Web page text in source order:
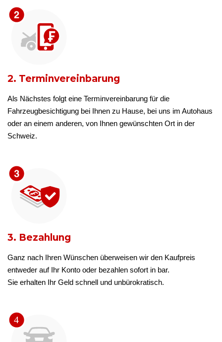
2. Terminvereinbarung
Als Nächstes folgt eine Terminvereinbarung für die
Fahrzeugbesichtigung bei Ihnen zu Hause, bei uns im Autohaus
oder an einem anderen, von Ihnen gewünschten Ort in der
Schweiz.
3. Bezahlung
Ganz nach Ihren Wünschen überweisen wir den Kaufpreis
entweder auf Ihr Konto oder bezahlen sofort in bar.
Sie erhalten Ihr Geld schnell und unbürokratisch.